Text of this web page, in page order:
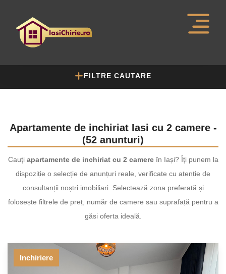
FILTRE CAUTARE
Apartamente de inchiriat Iasi cu 2 camere -
(52 anunturi)
Cauți apartamente de inchiriat cu 2 camereîn Iași? Îți punem la
dispoziție o selecție de anunțuri reale, verificate cu atenție de
consultanții noștri imobiliari. Selectează zona preferată și
folosește filtrele de preț, număr de camere sau suprafață pentru a
găsi oferta ideală.
Inchiriere